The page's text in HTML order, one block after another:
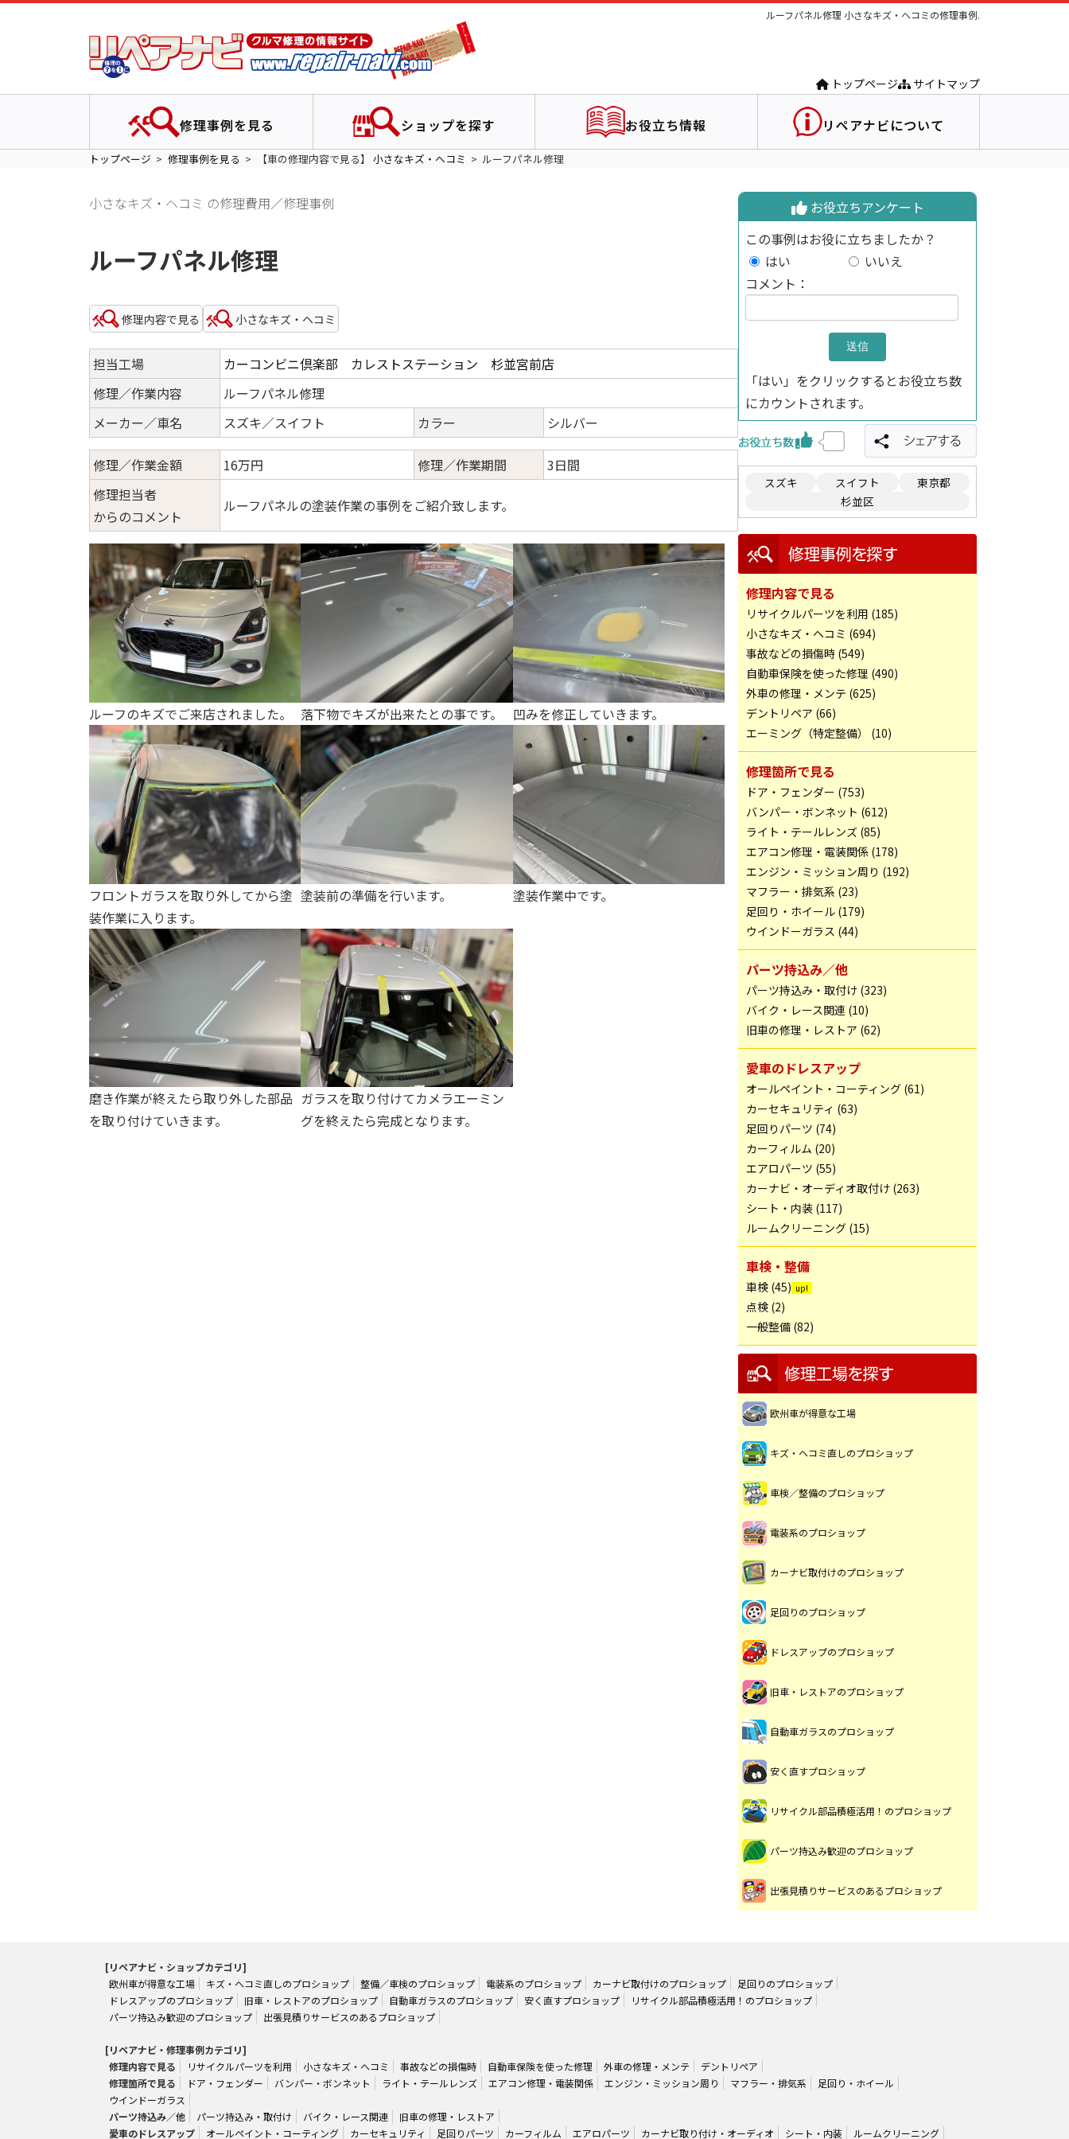
ルーフパネル修理 小さなキズ・ヘコミの修理事例.
トップページ サイトマップ
修理事例を見る ショップを探す お役立ち情報 リペアナビについて
トップページ 修理事例を見る 【車の修理内容で見る】 小さなキズ・ヘコミ ルーフパネル修理
小さなキズ・ヘコミ の修理費用／修理事例
ルーフパネル修理
修理内容で見る 小さなキズ・ヘコミ
担当工場
カーコンビニ倶楽部 カレストステーション 杉並宮前店
修理／作業内容
ルーフパネル修理
メーカー／車名
スズキ／スイフト カラー シルバー
修理／作業金額 16万円 修理／作業期間
3日間
修理担当者
からのコメント
ルーフパネルの塗装作業の事例をご紹介致します。
ルーフのキズでご来店されました。 落下物でキズが出来たとの事です。 凹みを修正していきます。
フロントガラスを取り外してから塗
装作業に入ります。
塗装前の準備を行います。 塗装作業中です。
磨き作業が終えたら取り外した部品
を取り付けていきます。
ガラスを取り付けてカメラエーミン
グを終えたら完成となります。
お役立ちアンケート
この事例はお役に立ちましたか？
はい
いいえ
コメント：
「はい」をクリックするとお役立ち数
にカウントされます。
スズキ スイフト
東京都
杉並区
修理内容で見る
リサイクルパーツを利用 (185)
小さなキズ・ヘコミ (694)
事故などの損傷時 (549)
自動車保険を使った修理 (490)
外車の修理・メンテ (625)
デントリペア (66)
エーミング（特定整備） (10)
修理箇所で見る
ドア・フェンダー (753)
バンパー・ボンネット (612)
ライト・テールレンズ (85)
エアコン修理・電装関係 (178)
エンジン・ミッション周り (192)
マフラー・排気系 (23)
足回り・ホイール (179)
ウインドーガラス (44)
パーツ持込み／他
パーツ持込み・取付け (323)
バイク・レース関連 (10)
旧車の修理・レストア (62)
愛車のドレスアップ
オールペイント・コーティング (61)
カーセキュリティ (63)
足回りパーツ (74)
カーフィルム (20)
エアロパーツ (55)
カーナビ・オーディオ取付け (263)
シート・内装 (117)
ルームクリーニング (15)
車検・整備
車検 (45)
点検 (2)
一般整備 (82)
欧州車が得意な工場
キズ・ヘコミ直しのプロショップ
車検／整備のプロショップ
電装系のプロショップ
カーナビ取付けのプロショップ
足回りのプロショップ
ドレスアップのプロショップ
旧車・レストアのプロショップ
自動車ガラスのプロショップ
安く直すプロショップ
リサイクル部品積極活用！のプロショップ
パーツ持込み歓迎のプロショップ
出張見積りサービスのあるプロショップ
[リペアナビ・ショップカテゴリ]
欧州車が得意な工場
キズ・ヘコミ直しのプロショップ 整備／車検のプロショップ 電装系のプロショップ カーナビ取付けのプロショップ
足回りのプロショップ
ドレスアップのプロショップ
旧車・レストアのプロショップ 自動車ガラスのプロショップ 安く直すプロショップ
リサイクル部品積極活用！のプロショップ
パーツ持込み歓迎のプロショップ
出張見積りサービスのあるプロショップ
[リペアナビ・修理事例カテゴリ]
修理内容で見る
リサイクルパーツを利用 小さなキズ・ヘコミ 事故などの損傷時 自動車保険を使った修理 外車の修理・メンテ
デントリペア
修理箇所で見る
ドア・フェンダー バンパー・ボンネット ライト・テールレンズ エアコン修理・電装関係 エンジン・ミッション周り マフラー・排気系
足回り・ホイール
ウインドーガラス
パーツ持込み／他
パーツ持込み・取付け バイク・レース関連
旧車の修理・レストア
愛車のドレスアップ
オールペイント・コーティング カーセキュリティ 足回りパーツ カーフィルム エアロパーツ カーナビ取り付け・オーディオ シート・内装 ルームクリーニング